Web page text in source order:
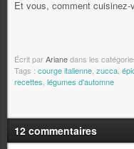
Et vous, comment
Écrit parArianedans les
Tags : courge italienne zucca
recettes légumes d'automne
12 commentaires